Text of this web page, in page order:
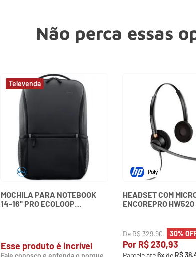
Não perca essas
MOCHILA PARA NOTEBOOK
14-16" PRO ECOLOOP
Esse produto é incrível
HEADSET COM
ENCOREPRO
DeR$329,90 30%
Por R$230,93
Parcele até6x de R$38,